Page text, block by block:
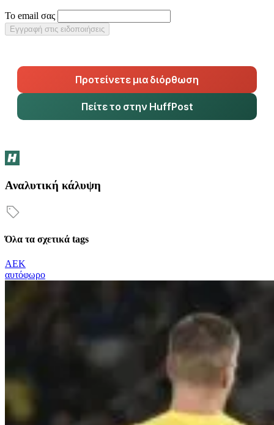
Το email σας
Εγγραφή στις ειδοποιήσεις
Προτείνετε μια διόρθωση
Πείτε το στην HuffPost
Αναλυτική κάλυψη
Όλα τα σχετικά tags
ΑΕΚ
αυτόφωρο